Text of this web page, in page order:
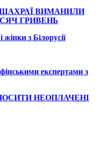
ВИМАНИЛИ
ГРИВЕНЬ
з Білорусії
експертами з
НЕОПЛАЧЕНІ